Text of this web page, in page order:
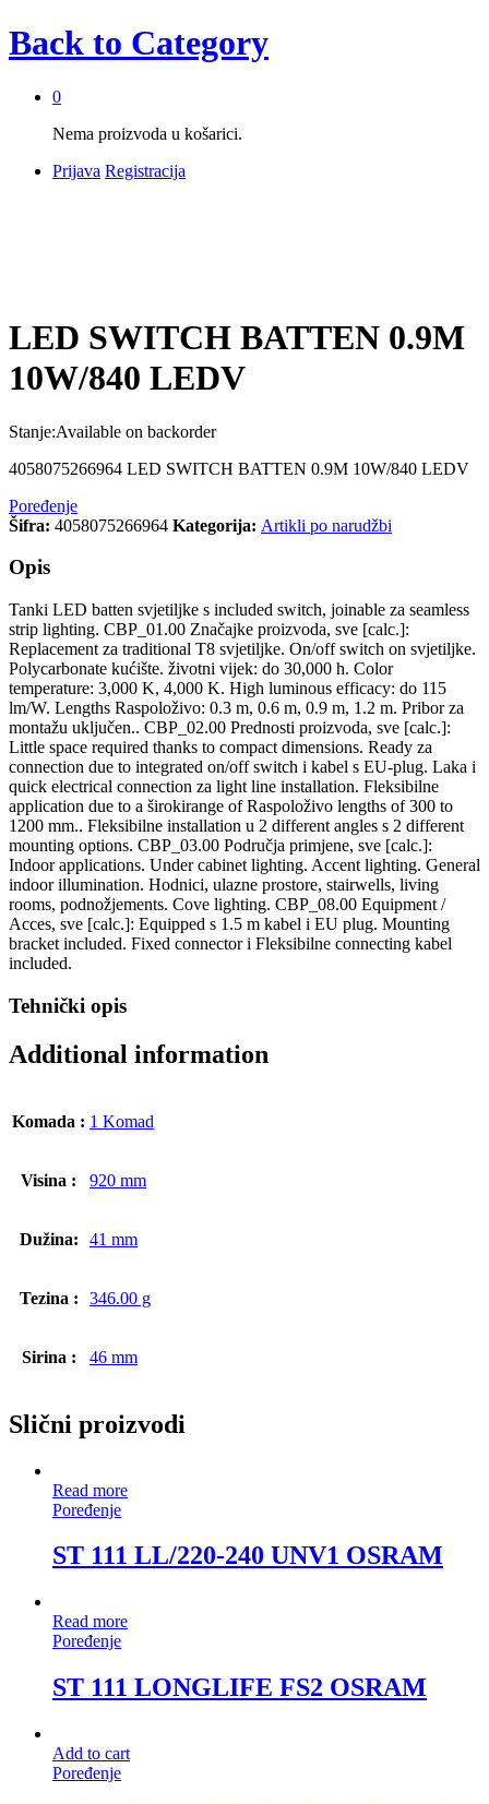
Back to Category
0
Nema proizvoda u košarici.
Prijava Registracija
LED SWITCH BATTEN 0.9M
10W/840 LEDV
Stanje:Available on backorder
4058075266964 LED SWITCH BATTEN 0.9M 10W/840 LEDV
Poređenje
Šifra: 4058075266964 Kategorija: Artikli po narudžbi
Opis
Tanki LED batten svjetiljke s included switch, joinable za seamless
strip lighting. CBP_01.00 Značajke proizvoda, sve [calc.]:
Replacement za traditional T8 svjetiljke. On/off switch on svjetiljke.
Polycarbonate kućište. životni vijek: do 30,000 h. Color
temperature: 3,000 K, 4,000 K. High luminous efficacy: do 115
lm/W. Lengths Raspoloživo: 0.3 m, 0.6 m, 0.9 m, 1.2 m. Pribor za
montažu uključen.. CBP_02.00 Prednosti proizvoda, sve [calc.]:
Little space required thanks to compact dimensions. Ready za
connection due to integrated on/off switch i kabel s EU-plug. Laka i
quick electrical connection za light line installation. Fleksibilne
application due to a širokirange of Raspoloživo lengths of 300 to
1200 mm.. Fleksibilne installation u 2 different angles s 2 different
mounting options. CBP_03.00 Područja primjene, sve [calc.]:
Indoor applications. Under cabinet lighting. Accent lighting. General
indoor illumination. Hodnici, ulazne prostore, stairwells, living
rooms, podnožjements. Cove lighting. CBP_08.00 Equipment /
Acces, sve [calc.]: Equipped s 1.5 m kabel i EU plug. Mounting
bracket included. Fixed connector i Fleksibilne connecting kabel
included.
Tehnički opis
Additional information
Komada : 1 Komad
Visina : 920 mm
Dužina: 41 mm
Tezina : 346.00 g
Sirina : 46 mm
Slični proizvodi
Read more
Poređenje
ST 111 LL/220-240 UNV1 OSRAM
Read more
Poređenje
ST 111 LONGLIFE FS2 OSRAM
Add to cart
Poređenje